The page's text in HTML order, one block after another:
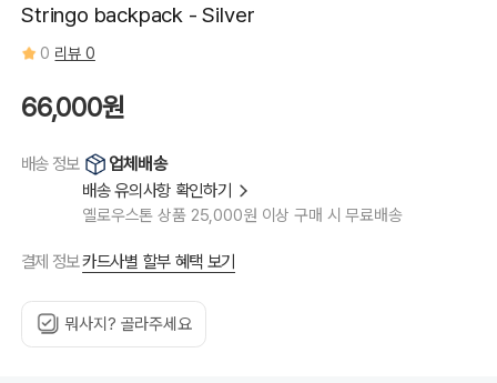
Stringo backpack - Silver
0 리뷰 0
66,000원
배송 정보
업체배송
배송 유의사항 확인하기
옐로우스톤 상품 25,000원 이상 구매 시 무료배송
결제 정보카드사별 할부 혜택 보기
뭐사지? 골라주세요